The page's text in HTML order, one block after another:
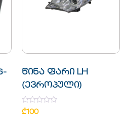
წინა ფარი LH
(ევროპული)
Rated
₾100